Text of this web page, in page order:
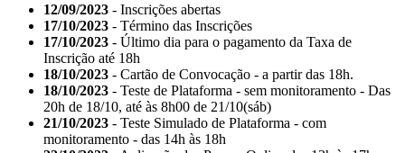
12/09/2023 - Inscrições abertas
17/10/2023 - Término das Inscrições
17/10/2023 - Último dia para o pagamento da Taxa de
Inscrição até 18h
18/10/2023 - Cartão de Convocação - a partir das 18h.
18/10/2023 - Teste de Plataforma - sem monitoramento - Das
20h de 18/10, até às 8h00 de 21/10(sáb)
21/10/2023 - Teste Simulado de Plataforma - com
monitoramento - das 14h às 18h